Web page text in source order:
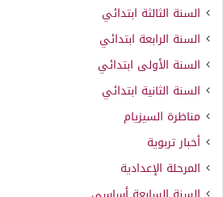
السنة الثالثة ابتدائي
السنة الرابعة ابتدائي
السنة الأولى ابتدائي
السنة الثانية ابتدائي
مناظرة السيزيام
أخبار تربوية
المرحلة الإعدادية